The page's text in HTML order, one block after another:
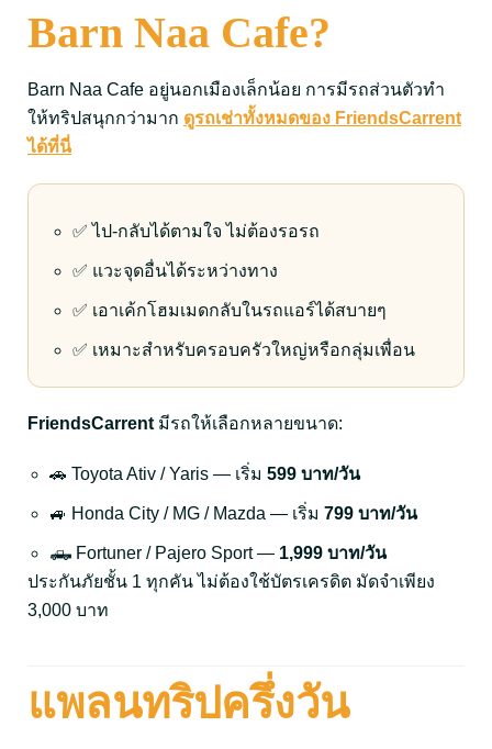
Barn Naa Cafe?
Barn Naa Cafe อยู่นอกเมืองเล็กน้อย การมีรถส่วนตัวทำ
ให้ทริปสนุกกว่ามาก ดูรถเช่าทั้งหมดของ FriendsCarrent
ได้ที่นี่
✅ ไป-กลับได้ตามใจ ไม่ต้องรอรถ
✅ แวะจุดอื่นได้ระหว่างทาง
✅ เอาเค้กโฮมเมดกลับในรถแอร์ได้สบายๆ
✅ เหมาะสำหรับครอบครัวใหญ่หรือกลุ่มเพื่อน
FriendsCarrent มีรถให้เลือกหลายขนาด:
🚗 Toyota Ativ / Yaris — เริ่ม 599 บาท/วัน
🚙 Honda City / MG / Mazda — เริ่ม 799 บาท/วัน
🛻 Fortuner / Pajero Sport — 1,999 บาท/วัน
ประกันภัยชั้น 1 ทุกคัน ไม่ต้องใช้บัตรเครดิต มัดจำเพียง
3,000 บาท
แพลนทริปครึ่งวัน